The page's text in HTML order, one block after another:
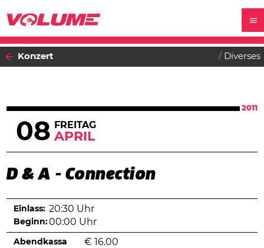
Konzert Diverses
2011
08 FREITAG
APRIL
D & A - Connection
Einlass: 20:30 Uhr
Beginn:00:00 Uhr
Abendkassa € 16.00